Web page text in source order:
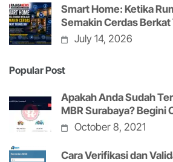
Smart Home: Ketika
Semakin Cerdas
July 14, 2026
Popular Post
Apakah Anda Sudah
MBR Surabaya? Begini
October 8, 2021
Cara Verifikasi dan